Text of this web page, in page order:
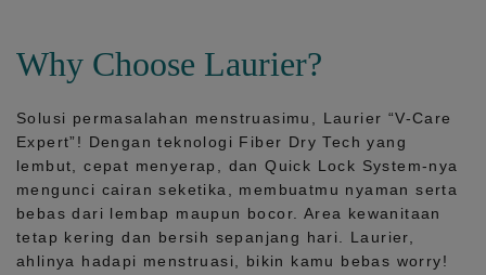
Why Choose Laurier?
Solusi permasalahan menstruasimu, Laurier “V-Care
Expert”! Dengan teknologi Fiber Dry Tech yang
lembut, cepat menyerap, danQuick Lock System-nya
mengunci cairan seketika, membuatmu nyaman serta
bebas dari lembap maupun bocor. Area kewanitaan
tetap kering dan bersih sepanjang hari.
Laurier,
ahlinya hadapi menstruasi, bikin kamu bebas worry!